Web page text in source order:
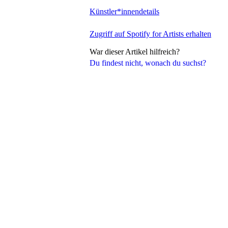
Du findest nicht, wonach du suchst?
Künstler*innendetails
Zugriff auf Spotify for Artists erhalten
War dieser Artikel hilfreich?